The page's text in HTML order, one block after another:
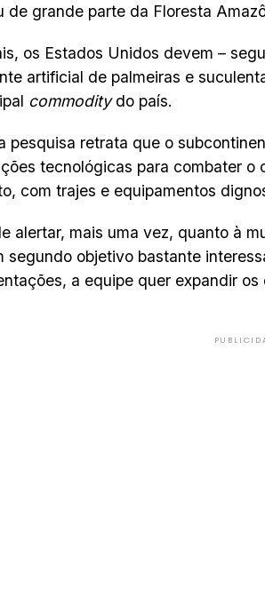
de grande parte da Floresta
os Estados Unidos devem –
artificial de palmeiras e
commoditydo país.
pesquisa retrata que o
tecnológicas para combater o
com trajes e equipamentos
alertar, mais uma vez, quanto à
segundo objetivo bastante
a equipe quer expandir